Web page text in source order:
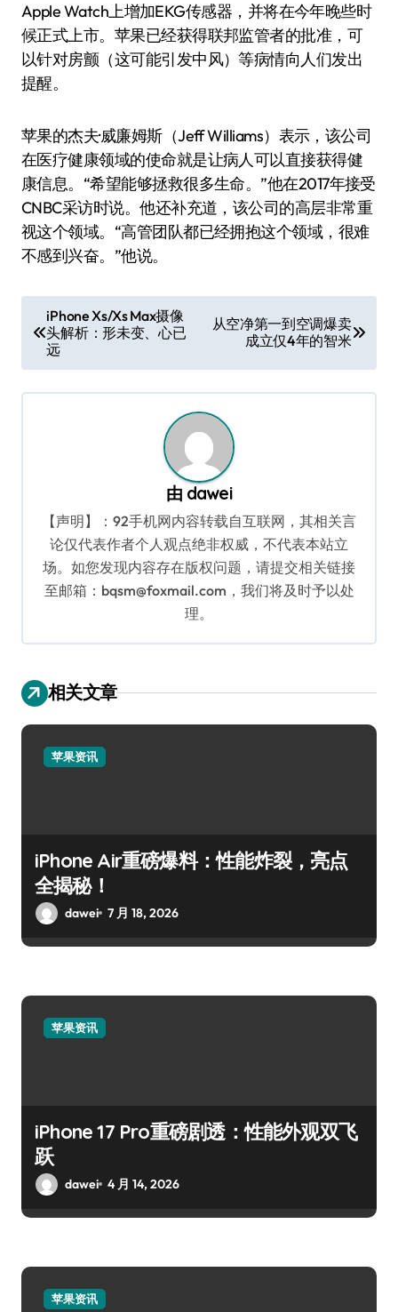
Apple Watch上增加EKG传感器，并将在今年晚些时
候正式上市。苹果已经获得联邦监管者的批准，可
以针对房颤（这可能引发中风）等病情向人们发出
提醒。
苹果的杰夫·威廉姆斯（Jeff Williams）表示，该公司
在医疗健康领域的使命就是让病人可以直接获得健
康信息。“希望能够拯救很多生命。”他在2017年接受
CNBC采访时说。他还补充道，该公司的高层非常重
视这个领域。“高管团队都已经拥抱这个领域，很难
不感到兴奋。”他说。
章
导
航
iPhone Xs/Xs Max摄像
头解析：形未变、心已
远
从空净第一到空调爆卖
成立仅4年的智米
由 dawei
【声明】：92手机网内容转载自互联网，其相关言
论仅代表作者个人观点绝非权威，不代表本站立
场。如您发现内容存在版权问题，请提交相关链接
至邮箱：bqsm@foxmail.com，我们将及时予以处
理。
相关文章
苹果资讯
iPhone Air重磅爆料：性能炸裂，亮点
全揭秘！
dawei 7 月 18, 2026
苹果资讯
iPhone 17 Pro重磅剧透：性能外观双飞
跃
dawei 4 月 14, 2026
苹果资讯